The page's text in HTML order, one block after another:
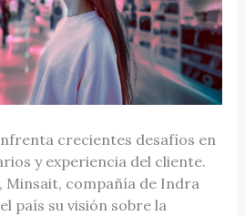
crecientes desafíos en
y experiencia del cliente.
Minsait, compañía de Indra
país su visión sobre la